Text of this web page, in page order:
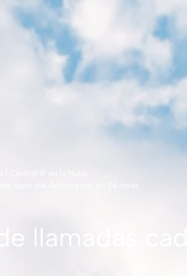
cada día. Actívala hoy en 24 horas.
llamadas